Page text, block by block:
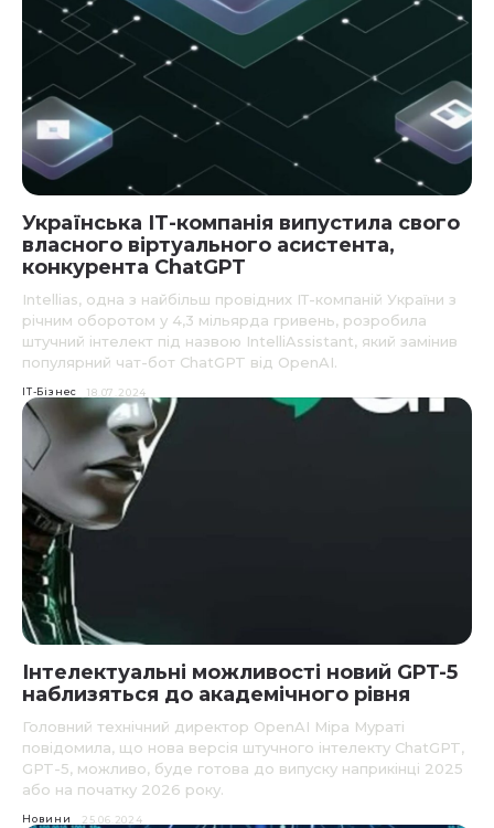
Українська ІТ-компанія випустила свого
власного віртуального асистента,
конкурента ChatGPT
Intellias, одна з найбільш провідних ІТ-компаній України з
річним оборотом у 4,3 мільярда гривень, розробила
штучний інтелект під назвою IntelliAssistant, який замінив
популярний чат-бот ChatGPT від OpenAI.
IT-Бізнес 18.07.2024
Інтелектуальні можливості новий GPT-5
наблизяться до академічного рівня
Головний технічний директор OpenAI Міра Мураті
повідомила, що нова версія штучного інтелекту ChatGPT,
GPT-5, можливо, буде готова до випуску наприкінці 2025
або на початку 2026 року.
Новини 25.06.2024